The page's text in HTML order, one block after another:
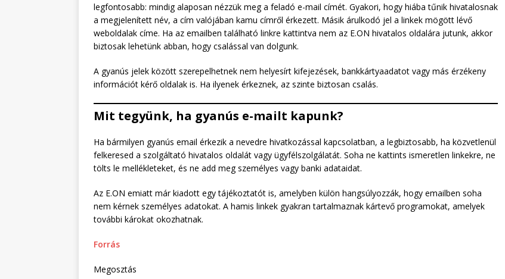
legfontosabb: mindig alaposan nézzük meg a feladó e-mail címét. Gyakori, hogy hiába tűnik hivatalosnak
a megjelenített név, a cím valójában kamu címről érkezett. Másik árulkodó jel a linkek mögött lévő
weboldalak címe. Ha az emailben található linkre kattintva nem az E.ON hivatalos oldalára jutunk, akkor
biztosak lehetünk abban, hogy csalással van dolgunk.
A gyanús jelek között szerepelhetnek nem helyesírt kifejezések, bankkártyaadatot vagy más érzékeny
információt kérő oldalak is. Ha ilyenek érkeznek, az szinte biztosan csalás.
Mit tegyünk, ha gyanús e-mailt kapunk?
Ha bármilyen gyanús email érkezik a nevedre hivatkozással kapcsolatban, a legbiztosabb, ha közvetlenül
felkeresed a szolgáltató hivatalos oldalát vagy ügyfélszolgálatát. Soha ne kattints ismeretlen linkekre, ne
tölts le mellékleteket, és ne add meg személyes vagy banki adataidat.
Az E.ON emiatt már kiadott egy tájékoztatót is, amelyben külön hangsúlyozzák, hogy emailben soha
nem kérnek személyes adatokat. A hamis linkek gyakran tartalmaznak kártevő programokat, amelyek
további károkat okozhatnak.
Forrás
Megosztás